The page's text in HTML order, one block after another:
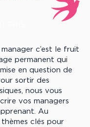
c’est le fruit
permanent qui
en question de
sortir des
nous vous
vos managers
Au
clés pour